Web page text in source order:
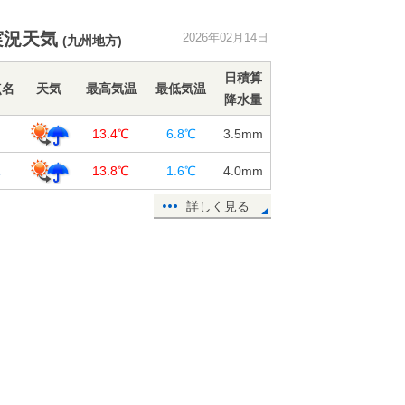
気温急降下
14日16:54
今日14日は春の暖かさ 東京など
15℃超 明日15日さらに気温上昇
広く4月並み
14日15:02
太平洋側ほど晴れて暖かい日が多
い 朝晩と日中の寒暖差に注意 2週
況天気 (九州地方) 2026年02月14日
天気 最高気温 最低気温
日積算
降水量
13.4℃ 6.8℃ 3.5mm
13.8℃ 1.6℃ 4.0mm
詳しく見る